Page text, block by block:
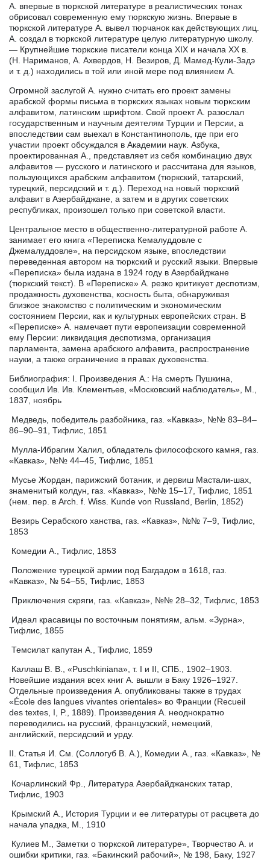
А. впервые в тюркской литературе в реалистических тонах
обрисовал современную ему тюркскую жизнь. Впервые в
тюркской литературе А. вывел тюрчанок как действующих лиц.
А. создал в тюркской литературе целую литературную школу.
— Крупнейшие тюркские писатели конца XIX и начала XX в.
(Н. Нариманов, А. Ахвердов, Н. Везиров, Д. Мамед-Кули-Задэ
и т. д.) находились в той или иной мере под влиянием А.
Огромной заслугой А. нужно считать его проект замены
арабской формы письма в тюркских языках новым тюркским
алфавитом, латинским шрифтом. Свой проект А. разослал
государственным и научным деятелям Турции и Персии, а
впоследствии сам выехал в Константинополь, где при его
участии проект обсуждался в Академии наук. Азбука,
проектированная А., представляет из себя комбинацию двух
алфавитов — русского и латинского и рассчитана для языков,
пользующихся арабским алфавитом (тюркский, татарский,
турецкий, персидский и т. д.). Переход на новый тюркский
алфавит в Азербайджане, а затем и в других советских
республиках, произошел только при советской власти.
Центральное место в общественно-литературной работе А.
занимает его книга «Переписка Кемалуддовле с
Джемалуддовле», на персидском языке, впоследствии
переведенная автором на тюркский и русский языки. Впервые
«Переписка» была издана в 1924 году в Азербайджане
(тюркский текст). В «Переписке» А. резко критикует деспотизм,
продажность духовенства, косность быта, обнаруживая
близкое знакомство с политическим и экономическим
состоянием Персии, как и культурных европейских стран. В
«Переписке» А. намечает пути европеизации современной
ему Персии: ликвидация деспотизма, организация
парламента, замена арабского алфавита, распространение
науки, а также ограничение в правах духовенства.
Библиография: I. Произведения А.: На смерть Пушкина,
сообщил Ив. Ив. Клементьев, «Московский наблюдатель», М.,
1837, ноябрь
Медведь, победитель разбойника, газ. «Кавказ», №№ 83–84–
86–90–91, Тифлис, 1851
Мулла-Ибрагим Халил, обладатель философского камня, газ.
«Кавказ», №№ 44–45, Тифлис, 1851
Мусье Жордан, парижский ботаник, и дервиш Мастали-шах,
знаменитый колдун, газ. «Кавказ», №№ 15–17, Тифлис, 1851
(нем. пер. в Arch. f. Wiss. Kunde von Russland, Berlin, 1852)
Везирь Серабского ханства, газ. «Кавказ», №№ 7–9, Тифлис,
1853
Комедии А., Тифлис, 1853
Положение турецкой армии под Багдадом в 1618, газ.
«Кавказ», № 54–55, Тифлис, 1853
Приключения скряги, газ. «Кавказ», №№ 28–32, Тифлис, 1853
Идеал красавицы по восточным понятиям, альм. «Зурна»,
Тифлис, 1855
Темсилат капутан А., Тифлис, 1859
Каллаш В. В., «Puschkiniana», т. I и II, СПБ., 1902–1903.
Новейшие издания всех книг А. вышли в Баку 1926–1927.
Отдельные произведения А. опубликованы также в трудах
«École des langues vivantes orientales» во Франции (Recueil
des textes, I, P., 1889). Произведения А. неоднократно
переводились на русский, французский, немецкий,
английский, персидский и урду.
II. Статья И. См. (Соллогуб В. А.), Комедии А., газ. «Кавказ», №
61, Тифлис, 1853
Кочарлинский Фр., Литература Азербайджанских татар,
Тифлис, 1903
Крымский А., История Турции и ее литературы от расцвета до
начала упадка, М., 1910
Кулиев М., Заметки о тюркской литературе», Творчество А. и
ошибки критики, газ. «Бакинский рабочий», № 198, Баку, 1927